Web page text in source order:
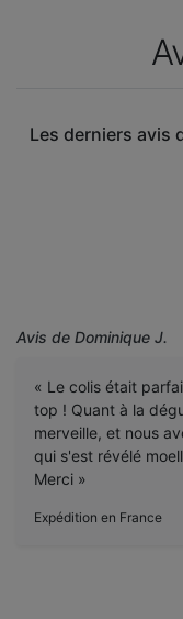
Les derniers avis
Avis de Dominique J.
« Le colis était
top ! Quant à la
merveille, et nous
qui s'est révélé
Merci »
Expédition en France